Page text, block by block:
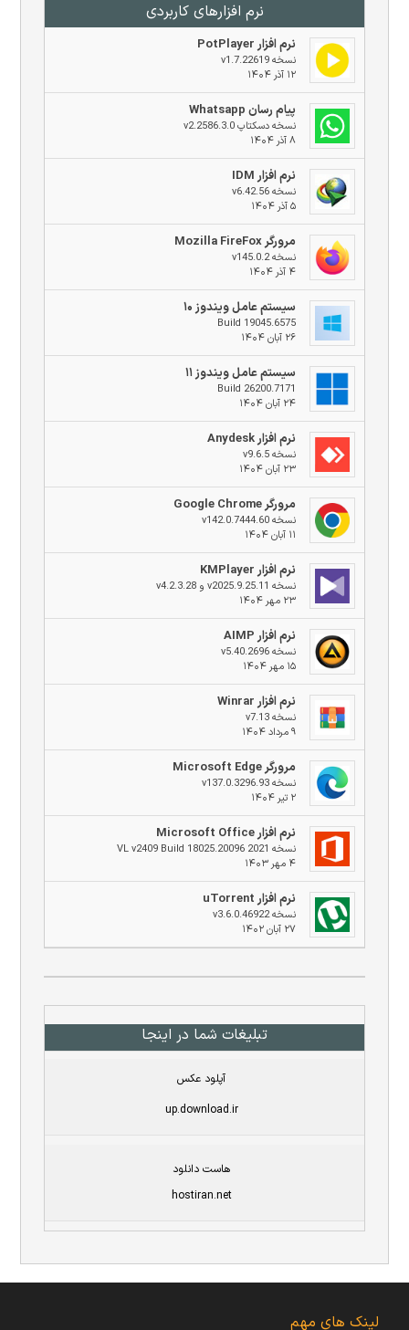
نرم افزار‌های کاربردی
نرم افزار PotPlayer
نسخه v1.7.22619
۱۲ آذر ۱۴۰۴
پیام رسان Whatsapp
نسخه دسکتاپ v2.2586.3.0
۸ آذر ۱۴۰۴
نرم افزار IDM
نسخه v6.42.56
۵ آذر ۱۴۰۴
مرورگر Mozilla FireFox
نسخه v145.0.2
۴ آذر ۱۴۰۴
سیستم عامل ویندوز ۱۰
Build 19045.6575
۲۶ آبان ۱۴۰۴
سیستم عامل ویندوز ۱۱
Build 26200.7171
۲۴ آبان ۱۴۰۴
نرم افزار Anydesk
نسخه v9.6.5
۲۳ آبان ۱۴۰۴
مرورگر Google Chrome
نسخه v142.0.7444.60
۱۱ آبان ۱۴۰۴
نرم افزار KMPlayer
نسخه v2025.9.25.11 و v4.2.3.28
۲۳ مهر ۱۴۰۴
نرم افزار AIMP
نسخه v5.40.2696
۱۵ مهر ۱۴۰۴
نرم افزار Winrar
نسخه v7.13
۹ مرداد ۱۴۰۴
مرورگر Microsoft Edge
نسخه v137.0.3296.93
۲ تیر ۱۴۰۴
نرم افزار Microsoft Office
نسخه 2021 VL v2409 Build 18025.20096
۴ مهر ۱۴۰۳
نرم افزار uTorrent
نسخه v3.6.0.46922
۲۷ آبان ۱۴۰۲
تبلیغات شما در اینجا
آپلود عکس
up.download.ir
هاست دانلود
hostiran.net
لینک های مهم